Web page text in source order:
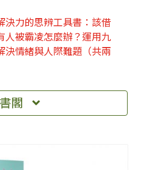
決力的思辨工具書：該借
人被霸凌怎麼辦？運用九
決情緒與人際難題（共兩
閣